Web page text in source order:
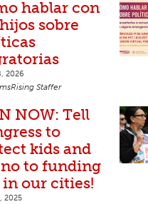
hablar con
sobre
2026
Staffer
NOW: Tell
to
kids and
no to funding
in our cities!
2025